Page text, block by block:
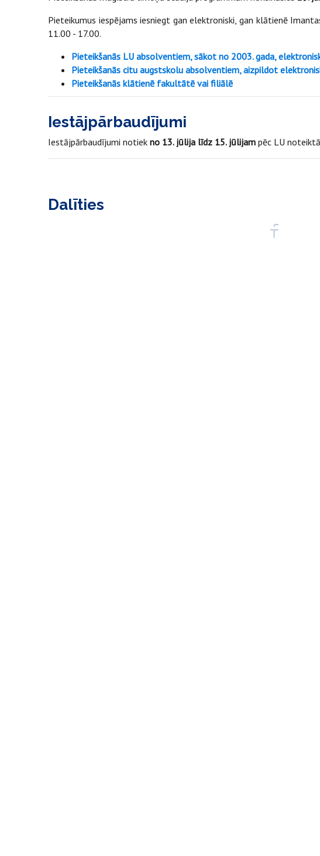
Pieteikumus iespējams iesniegt gan elektroniski, gan klātienē
11.00 - 17.00.
Pieteikšanās LU absolventiem, sākot no 2003. gada,
Pieteikšanās citu augstskolu absolventiem, aizpildot
Pieteikšanās klātienē fakultātē vai filiālē
Iestājpārbaudījumi
Iestājpārbaudījumi notiek no 13. jūlija līdz 15. jūlijam pēc LU
Dalīties